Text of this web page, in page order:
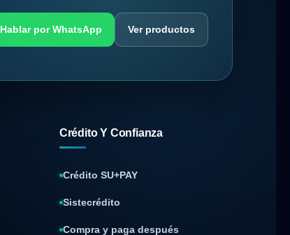
Hablar por WhatsApp Ver productos
Crédito Y Confianza
Crédito SU+PAY
Sistecrédito
Compra y paga después